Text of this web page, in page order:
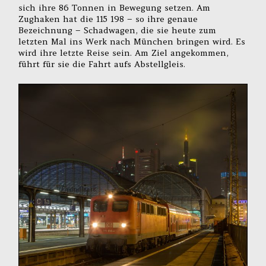
sich ihre 86 Tonnen in Bewegung setzen. Am
Zughaken hat die 115 198 – so ihre genaue
Bezeichnung – Schadwagen, die sie heute zum
letzten Mal ins Werk nach München bringen wird. Es
wird ihre letzte Reise sein. Am Ziel angekommen,
führt für sie die Fahrt aufs Abstellgleis.